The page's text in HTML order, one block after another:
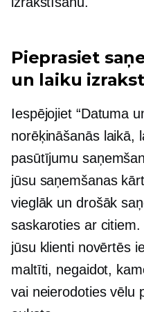
Pieprasiet
un laiku
Iespējojiet “Datuma
norēķināšanās laikā,
pasūtījumu
jūsu saņemšanas
vieglāk un drošāk
saskaroties ar
jūsu klienti novērtēs
maltīti, negaidot,
vai neierodoties vēlu